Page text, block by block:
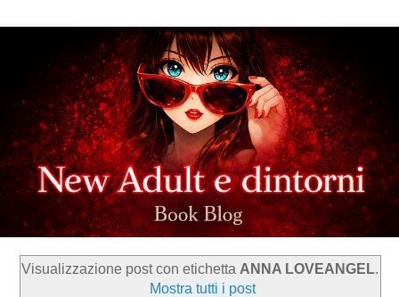
Visualizzazione post con etichetta ANNA LOVEANGEL.
Mostra tutti i post